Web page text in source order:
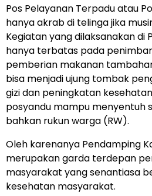
Pos Pelayanan Terpadu atau
hanya akrab di telinga jika
Kegiatan yang dilaksanakan di
hanya terbatas pada
pemberian makanan
bisa menjadi ujung tombak
gizi dan peningkatan
posyandu mampu menyentuh
bahkan rukun warga (RW).
Oleh karenanya Pendamping
merupakan garda terdepan
masyarakat yang senantiasa
kesehatan masyarakat.